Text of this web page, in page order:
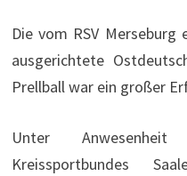
Die vom RSV Merseburg
ausgerichtete
Prellball war ein großer
Unter
Kreissportbundes